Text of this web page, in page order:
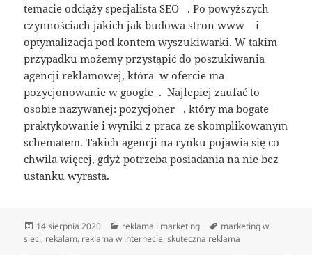
temacie odciąży specjalista SEO . Po powyższych
czynnościach jakich jak budowa stron www i
optymalizacja pod kontem wyszukiwarki. W takim
przypadku możemy przystąpić do poszukiwania
agencji reklamowej, która w ofercie ma
pozycjonowanie w google . Najlepiej zaufać to
osobie nazywanej: pozycjoner , który ma bogate
praktykowanie i wyniki z praca ze skomplikowanym
schematem. Takich agencji na rynku pojawia się co
chwila więcej, gdyż potrzeba posiadania na nie bez
ustanku wyrasta.
Data
publikacji
14 sierpnia 2020 Kategorie
reklama i marketing Tagi
marketing w
sieci, rekalam, reklama w internecie,skuteczna reklama